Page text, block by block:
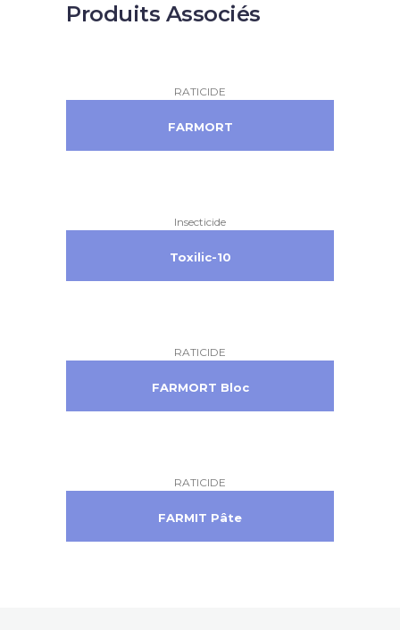
Produits Associés
RATICIDE
FARMORT
Insecticide
Toxilic-10
RATICIDE
FARMORT Bloc
RATICIDE
FARMIT Pâte